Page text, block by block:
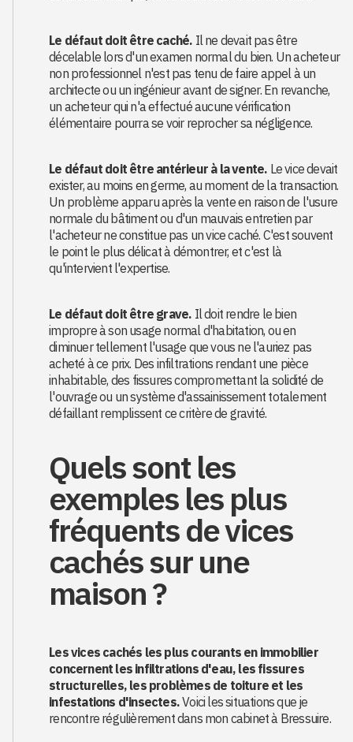
Le défaut doit être caché. Il ne devait pas être
décelable lors d'un examen normal du bien. Un acheteur
non professionnel n'est pas tenu de faire appel à un
architecte ou un ingénieur avant de signer. En revanche,
un acheteur qui n'a effectué aucune vérification
élémentaire pourra se voir reprocher sa négligence.
Le défaut doit être antérieur à la vente. Le vice devait
exister, au moins en germe, au moment de la transaction.
Un problème apparu après la vente en raison de l'usure
normale du bâtiment ou d'un mauvais entretien par
l'acheteur ne constitue pas un vice caché. C'est souvent
le point le plus délicat à démontrer, et c'est là
qu'intervient l'expertise.
Le défaut doit être grave. Il doit rendre le bien
impropre à son usage normal d'habitation, ou en
diminuer tellement l'usage que vous ne l'auriez pas
acheté à ce prix. Des infiltrations rendant une pièce
inhabitable, des fissures compromettant la solidité de
l'ouvrage ou un système d'assainissement totalement
défaillant remplissent ce critère de gravité.
Quels sont les
exemples les plus
fréquents de vices
cachés sur une
maison ?
Les vices cachés les plus courants en immobilier
concernent les infiltrations d'eau, les fissures
structurelles, les problèmes de toiture et les
infestations d'insectes.Voici les situations que je
rencontre régulièrement dans mon cabinet à Bressuire.